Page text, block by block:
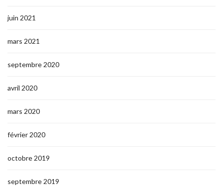
juin 2021
mars 2021
septembre 2020
avril 2020
mars 2020
février 2020
octobre 2019
septembre 2019